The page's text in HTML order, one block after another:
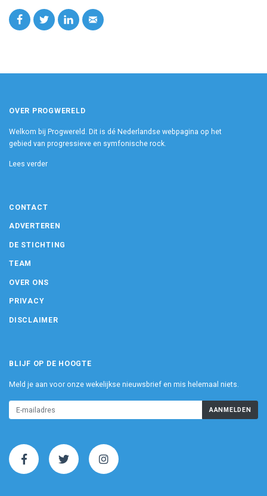
OVER PROGWERELD
Welkom bij Progwereld. Dit is dé Nederlandse webpagina op het
gebied van progressieve en symfonische rock.
Lees verder
CONTACT
ADVERTEREN
DE STICHTING
TEAM
OVER ONS
PRIVACY
DISCLAIMER
BLIJF OP DE HOOGTE
Meld je aan voor onze wekelijkse nieuwsbrief en mis helemaal niets.
AANMELDEN